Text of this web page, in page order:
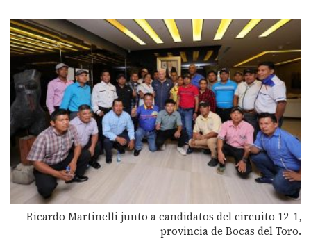
Ricardo Martinelli junto a candidatos del circuito 12-1,
provincia de Bocas del Toro.